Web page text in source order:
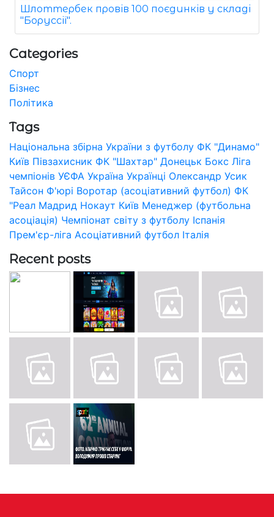
Шлоттербек провів 100 поєдинків у складі
"Боруссії".
Categories
Спорт
Бізнес
Політика
Tags
Національна збірна України з футболу ФК "Динамо"
Київ Півзахисник ФК "Шахтар" Донецьк Бокс Ліга
чемпіонів УЄФА Україна Українці Олександр Усик
Тайсон Ф'юрі Воротар (асоціативний футбол) ФК
"Реал Мадрид Нокаут Київ Менеджер (футбольна
асоціація) Чемпіонат світу з футболу Іспанія
Прем'єр-ліга Асоціативний футбол Італія
Recent posts